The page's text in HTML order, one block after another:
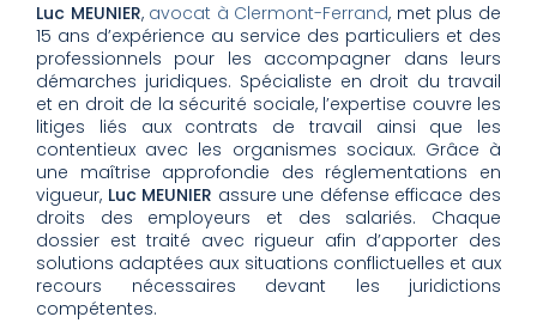
Luc MEUNIER, avocat à Clermont-Ferrand, met plus de
15 ans d’expérience au service des particuliers et des
professionnels pour les accompagner dans leurs
démarches juridiques. Spécialiste en droit du travail
et en droit de la sécurité sociale, l’expertise couvre les
litiges liés aux contrats de travail ainsi que les
contentieux avec les organismes sociaux. Grâce à
une maîtrise approfondie des réglementations en
vigueur, Luc MEUNIER assure une défense efficace des
droits des employeurs et des salariés. Chaque
dossier est traité avec rigueur afin d’apporter des
solutions adaptées aux situations conflictuelles et aux
recours nécessaires devant les juridictions
compétentes.